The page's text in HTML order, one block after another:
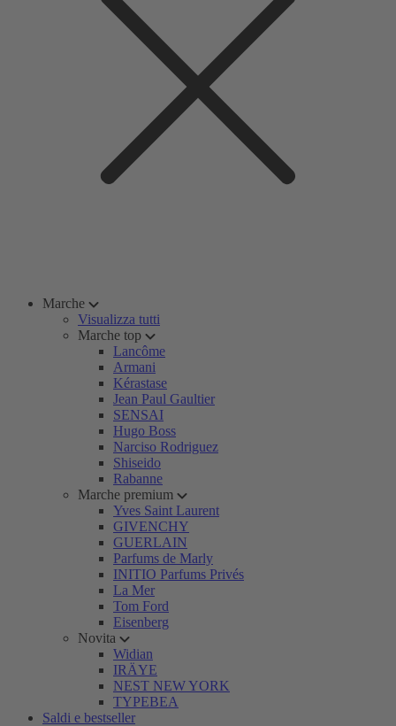
Marche
Visualizza tutti
Marche top
Lancôme
Armani
Kérastase
Jean Paul Gaultier
SENSAI
Hugo Boss
Narciso Rodriguez
Shiseido
Rabanne
Marche premium
Yves Saint Laurent
GIVENCHY
GUERLAIN
Parfums de Marly
INITIO Parfums Privés
La Mer
Tom Ford
Eisenberg
Novita
Widian
IRÄYE
NEST NEW YORK
TYPEBEA
Saldi e bestseller